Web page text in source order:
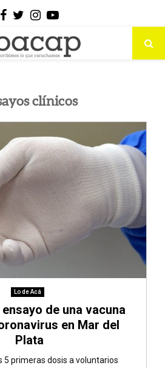
Facebook
Twitter
Instagram
Youtube
clínicos
Lo de Acá
de una vacuna
en Mar del
Plata
5 primeras dosis a voluntarios